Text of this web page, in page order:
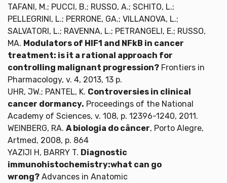
TAFANI, M.; PUCCI, B.; RUSSO, A.; SCHITO, L.;
PELLEGRINI, L.; PERRONE, GA.; VILLANOVA, L.;
SALVATORI, L.; RAVENNA, L.; PETRANGELI, E.; RUSSO,
MA. Modulators of HIF1 and NFkB in cancer
treatment: is it a rational approach for
controlling malignant progression? Frontiers in
Pharmacology, v. 4, 2013, 13 p.
UHR, JW.; PANTEL, K. Controversies in clinical
cancer dormancy. Proceedings of the National
Academy of Sciences, v. 108, p. 12396-1240, 2011.
WEINBERG, RA. A biologia do câncer, Porto Alegre,
Artmed, 2008, p. 864
YAZIJI H, BARRY T. Diagnostic
immunohistochemistry:what can go
wrong? Advances in Anatomic